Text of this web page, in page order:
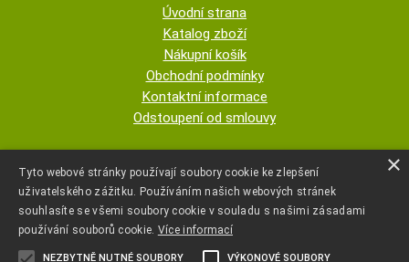
Úvodní strana
Katalog zboží
Nákupní košík
Obchodní podmínky
Kontaktní informace
Odstoupení od smlouvy
AUTOPOTAHY NOVOTNÝ - KRISTA
NOVOTNÁ
×
Tyto webové stránky používají soubory cookie ke zlepšení
uživatelského zážitku. Používáním našich webových stránek
souhlasíte se všemi soubory cookie v souladu s našimi zásadami
používání souborů cookie. Více informací
NEZBYTNĚ NUTNÉ SOUBORY VÝKONOVÉ SOUBORY